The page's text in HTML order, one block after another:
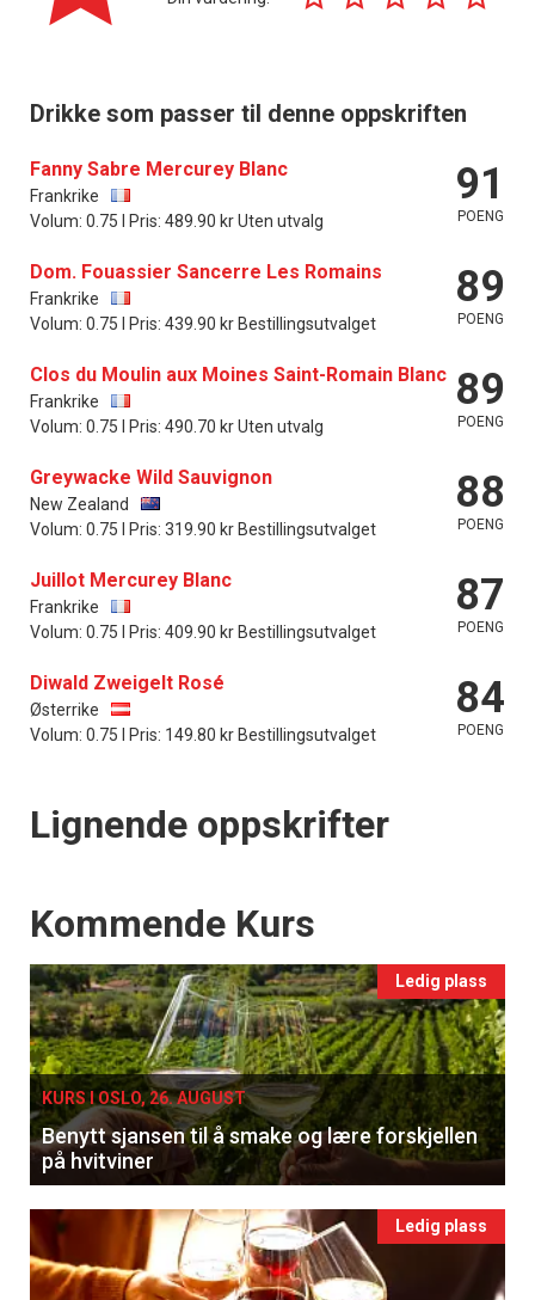
Drikke som passer til denne oppskriften
Fanny Sabre Mercurey Blanc
Frankrike
Volum: 0.75 l Pris: 489.90 kr Uten utvalg
91
POENG
Dom. Fouassier Sancerre Les Romains
Frankrike
Volum: 0.75 l Pris: 439.90 kr Bestillingsutvalget
89
POENG
Clos du Moulin aux Moines Saint-Romain Blanc
Frankrike
Volum: 0.75 l Pris: 490.70 kr Uten utvalg
89
POENG
Greywacke Wild Sauvignon
New Zealand
Volum: 0.75 l Pris: 319.90 kr Bestillingsutvalget
88
POENG
Juillot Mercurey Blanc
Frankrike
Volum: 0.75 l Pris: 409.90 kr Bestillingsutvalget
87
POENG
Diwald Zweigelt Rosé
Østerrike
Volum: 0.75 l Pris: 149.80 kr Bestillingsutvalget
84
POENG
Lignende oppskrifter
Events
Kommende Kurs
Ledig plass
KURS I OSLO, 26. AUGUST
Benytt sjansen til å smake og lære forskjellen
på hvitviner
Ledig plass